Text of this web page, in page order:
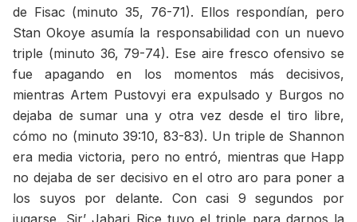
de Fisac (minuto 35, 76-71). Ellos respondían, pero
Stan Okoye asumía la responsabilidad con un nuevo
triple (minuto 36, 79-74). Ese aire fresco ofensivo se
fue apagando en los momentos más decisivos,
mientras Artem Pustovyi era expulsado y Burgos no
dejaba de sumar una y otra vez desde el tiro libre,
cómo no (minuto 39:10, 83-83). Un triple de Shannon
era media victoria, pero no entró, mientras que Happ
no dejaba de ser decisivo en el otro aro para poner a
los suyos por delante. Con casi 9 segundos por
jugarse, Sir’ Jabari Rice tuvo el triple para darnos la